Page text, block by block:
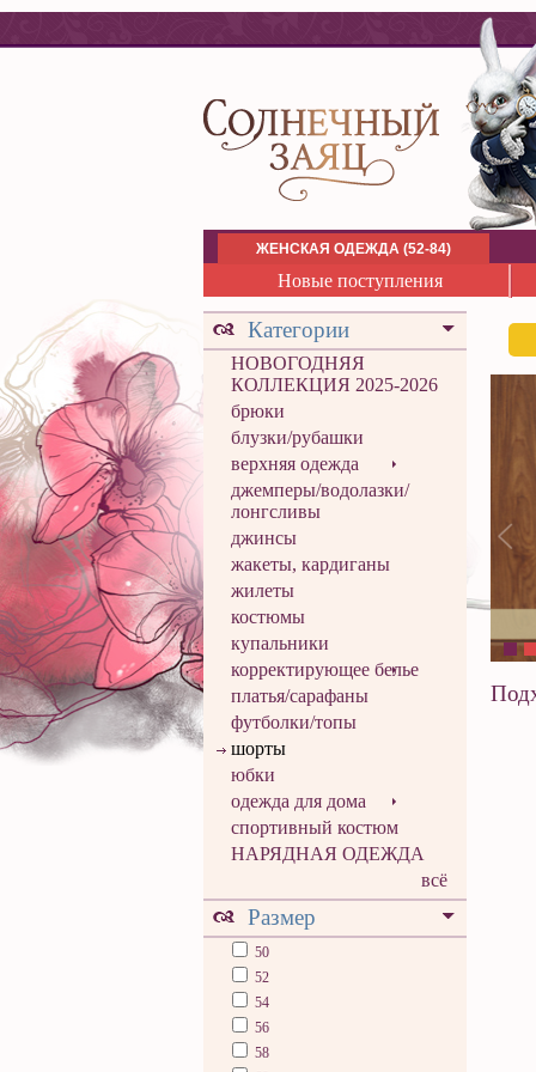
ЖЕНСКАЯ ОДЕЖДА (52-84)
Новые поступления
Категории
НОВОГОДНЯЯ
КОЛЛЕКЦИЯ 2025-2026
брюки
блузки/рубашки
верхняя одежда
джемперы/водолазки/
лонгсливы
джинсы
жакеты, кардиганы
жилеты
костюмы
купальники
корректирующее белье
платья/сарафаны
футболки/топы
шорты
юбки
одежда для дома
спортивный костюм
НАРЯДНАЯ ОДЕЖДА
всё
Размер
50
52
54
56
58